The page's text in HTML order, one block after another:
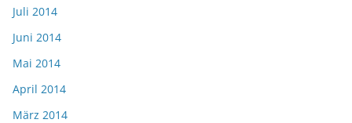
Juli 2014
Juni 2014
Mai 2014
April 2014
März 2014